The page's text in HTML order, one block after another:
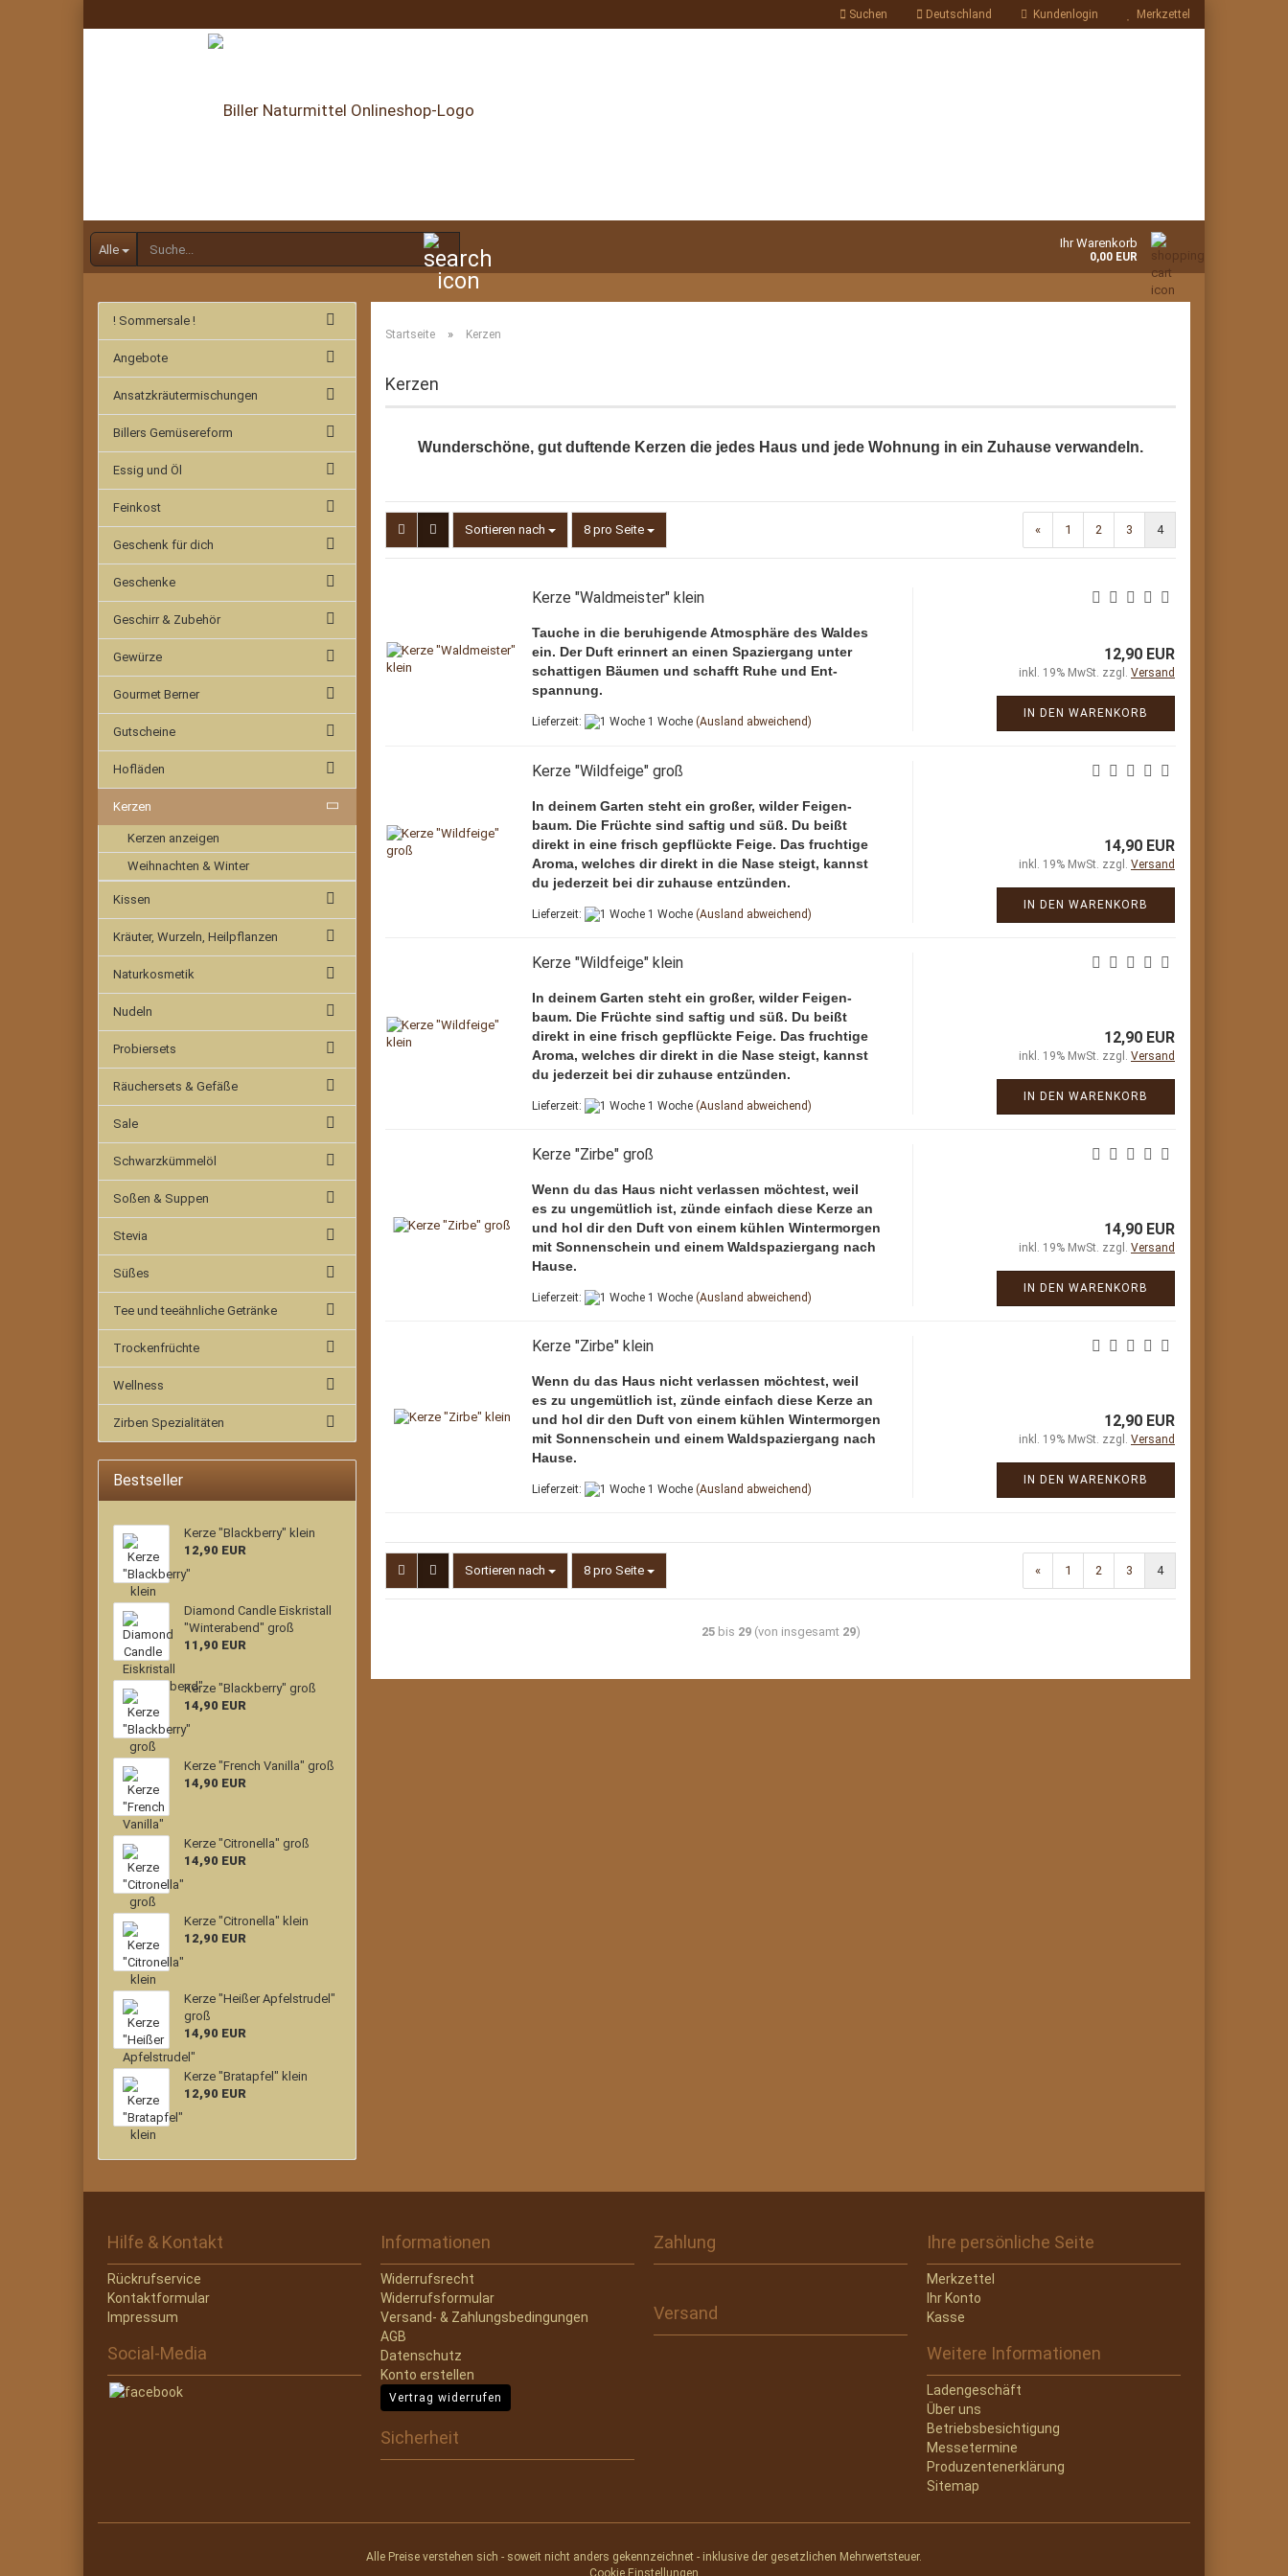
Suchen Deutschland Kundenlogin Merkzettel
Alle Ihr Warenkorb
0,00 EUR
Startseite » Kerzen
Kerzen
Wunderschöne, gut duftende Kerzen die jedes Haus und jede Wohnung in ein Zuhause verwandeln.
Sortieren nach
Sortieren nach 8 pro Seite
pro Seite « 1 2 3 4
Kerze "Waldmeister" klein
Tauche in die beruhigende Atmosphäre des Waldes
ein. Der Duft erinnert an einen Spaziergang unter
schattigen Bäumen und schafft Ruhe und Ent-
spannung.
Lieferzeit: 1 Woche (Ausland abweichend)
12,90 EUR
inkl. 19% MwSt. zzgl. Versand
IN DEN WARENKORB
Kerze "Wildfeige" groß
In deinem Garten steht ein großer, wilder Feigen-
baum. Die Früchte sind saftig und süß. Du beißt
direkt in eine frisch gepflückte Feige. Das fruchtige
Aroma, welches dir direkt in die Nase steigt, kannst
du jederzeit bei dir zuhause entzünden.
Lieferzeit: 1 Woche (Ausland abweichend)
14,90 EUR
inkl. 19% MwSt. zzgl. Versand
IN DEN WARENKORB
Kerze "Wildfeige" klein
In deinem Garten steht ein großer, wilder Feigen-
baum. Die Früchte sind saftig und süß. Du beißt
direkt in eine frisch gepflückte Feige. Das fruchtige
Aroma, welches dir direkt in die Nase steigt, kannst
du jederzeit bei dir zuhause entzünden.
Lieferzeit: 1 Woche (Ausland abweichend)
12,90 EUR
inkl. 19% MwSt. zzgl. Versand
IN DEN WARENKORB
Kerze "Zirbe" groß
Wenn du das Haus nicht verlassen möchtest, weil
es zu ungemütlich ist, zünde einfach diese Kerze an
und hol dir den Duft von einem kühlen Wintermorgen
mit Sonnenschein und einem Waldspaziergang nach
Hause.
Lieferzeit: 1 Woche (Ausland abweichend)
14,90 EUR
inkl. 19% MwSt. zzgl. Versand
IN DEN WARENKORB
Kerze "Zirbe" klein
Wenn du das Haus nicht verlassen möchtest, weil
es zu ungemütlich ist, zünde einfach diese Kerze an
und hol dir den Duft von einem kühlen Wintermorgen
mit Sonnenschein und einem Waldspaziergang nach
Hause.
Lieferzeit: 1 Woche (Ausland abweichend)
12,90 EUR
inkl. 19% MwSt. zzgl. Versand
IN DEN WARENKORB
Sortieren nach
Sortieren nach 8 pro Seite
pro Seite « 1 2 3 4
25bis 29(von insgesamt 29)
! Sommersale !
Angebote
Ansatzkräutermischungen
Billers Gemüsereform
Essig und Öl
Feinkost
Geschenk für dich
Geschenke
Geschirr & Zubehör
Gewürze
Gourmet Berner
Gutscheine
Hofläden
Kerzen
Kerzen anzeigen
Weihnachten & Winter
Kissen
Kräuter, Wurzeln, Heilpflanzen
Naturkosmetik
Nudeln
Probiersets
Räuchersets & Gefäße
Sale
Schwarzkümmelöl
Soßen & Suppen
Stevia
Süßes
Tee und teeähnliche Getränke
Trockenfrüchte
Wellness
Zirben Spezialitäten
Bestseller
Kerze "Blackberry" klein
12,90 EUR
Diamond Candle Eiskristall
"Winterabend" groß
11,90 EUR
Kerze "Blackberry" groß
14,90 EUR
Kerze "French Vanilla" groß
14,90 EUR
Kerze "Citronella" groß
14,90 EUR
Kerze "Citronella" klein
12,90 EUR
Kerze "Heißer Apfelstrudel"
groß
14,90 EUR
Kerze "Bratapfel" klein
12,90 EUR
Hilfe & Kontakt
Rückrufservice
Kontaktformular
Impressum
Social-Media
Informationen
Widerrufsrecht
Widerrufsformular
Versand- & Zahlungsbedingungen
AGB
Datenschutz
Konto erstellen
Vertrag widerrufen
Sicherheit
Zahlung
Versand
Ihre persönliche Seite
Merkzettel
Ihr Konto
Kasse
Weitere Informationen
Ladengeschäft
Über uns
Betriebsbesichtigung
Messetermine
Produzentenerklärung
Sitemap
Alle Preise verstehen sich - soweit nicht anders gekennzeichnet - inklusive der gesetzlichen Mehrwertsteuer.
Cookie Einstellungen